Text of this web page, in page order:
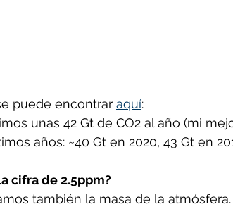
puede encontrar aquí:
unas 42 Gt de CO2 al año (mi
años: ~40 Gt en 2020, 43 Gt en
cifra de 2.5ppm?
también la masa de la